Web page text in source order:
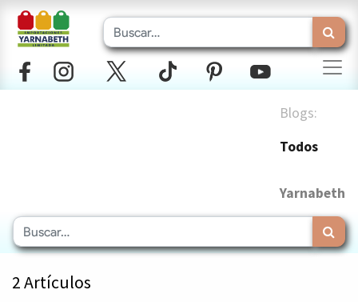
Blogs:
Todos
Yarnabeth
2 Artículos